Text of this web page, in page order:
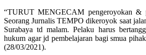
“TURUT MENGECAM pengeroyokan &
Seorang Jurnalis TEMPO dikeroyok saat
Surabaya td malam. Pelaku harus
hukum agar jd pembelajaran bagi smua
(28/03/2021).